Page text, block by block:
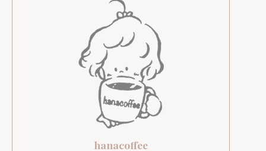
hanacoffee